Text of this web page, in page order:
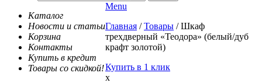
Каталог
Новости и статьи
Корзина
Контакты
Купить в кредит
Товары со скидкой!
Menu
Главная / Товары / Шкаф
трехдверный «Теодора» (белый/дуб
крафт золотой)
Купить в 1 клик
x